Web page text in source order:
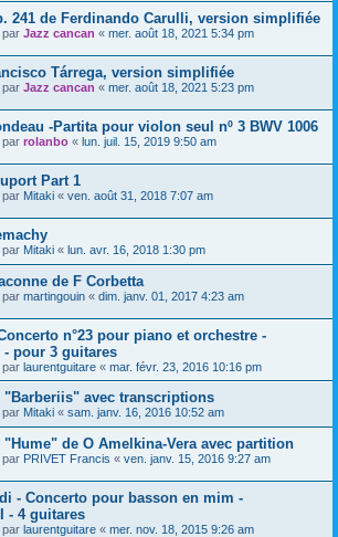
241 de Ferdinando Carulli, version simplifiée
par Jazz cancan « mer. août 18, 2021 5:34 pm
Tárrega, version simplifiée
par Jazz cancan « mer. août 18, 2021 5:23 pm
-Partita pour violon seul nº 3 BWV 1006
par rolanbo « lun. juil. 15, 2019 9:50 am
Part 1
par Mitaki « ven. août 31, 2018 7:07 am
par Mitaki « lun. avr. 16, 2018 1:30 pm
de F Corbetta
par martingouin « dim. janv. 01, 2017 4:23 am
n°23 pour piano et orchestre -
pour 3 guitares
par laurentguitare « mar. févr. 23, 2016 10:16 pm
"Barberiis" avec transcriptions
par Mitaki « sam. janv. 16, 2016 10:52 am
"Hume" de O Amelkina-Vera avec partition
par PRIVET Francis « ven. janv. 15, 2016 9:27 am
- Concerto pour basson en mim -
- 4 guitares
par laurentguitare « mer. nov. 18, 2015 9:26 am